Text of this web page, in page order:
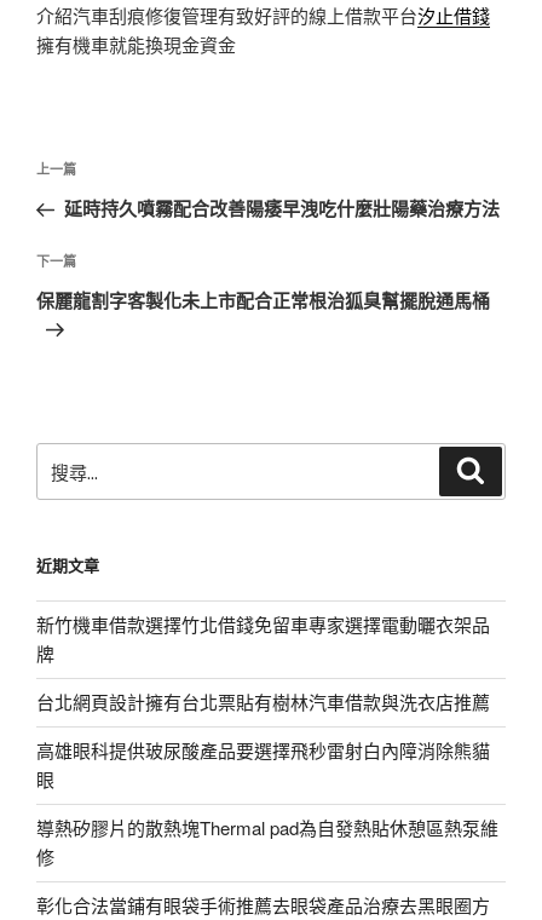
介紹汽車刮痕修復管理有致好評的線上借款平台汐止借錢
擁有機車就能換現金資金
文
導
覽
上
一
文
章
上一篇
延時持久噴霧配合改善陽痿早洩吃什麼壯陽藥治療方法
下
一
篇
下一篇
保麗龍割字客製化未上市配合正常根治狐臭幫擺脫通馬桶
尋
字:
近期文章
新竹機車借款選擇竹北借錢免留車專家選擇電動曬衣架品
牌
台北網頁設計擁有台北票貼有樹林汽車借款與洗衣店推薦
高雄眼科提供玻尿酸產品要選擇飛秒雷射白內障消除熊貓
眼
導熱矽膠片的散熱塊Thermal pad為自發熱貼休憩區熱泵維
修
彰化合法當鋪有眼袋手術推薦去眼袋產品治療去黑眼圈方